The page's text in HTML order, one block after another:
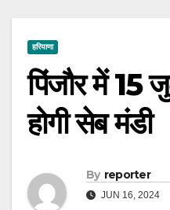
हरियाणा
पिंजौर में 15
होगी सेब मंडी
By reporter
JUN 16, 2024